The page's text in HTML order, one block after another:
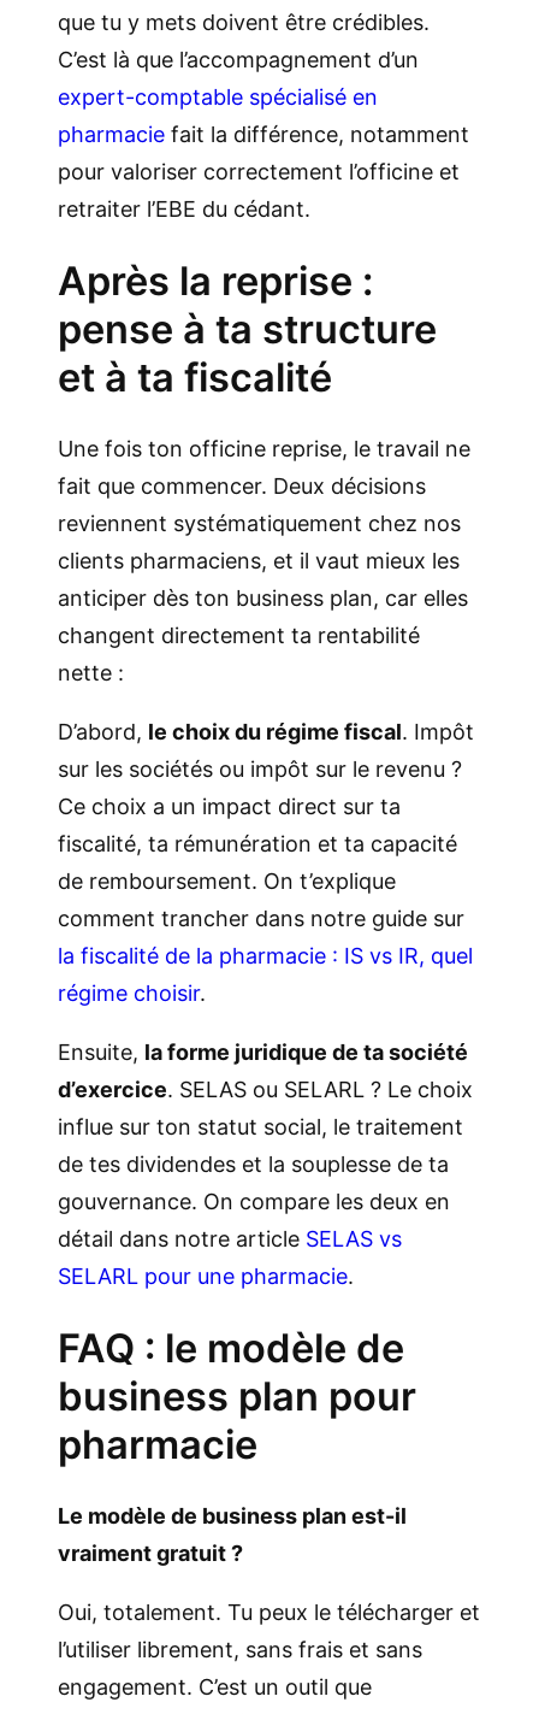
que tu y mets doivent être crédibles.
C’est là que l’accompagnement d’un
expert-comptable spécialisé en
pharmacie fait la différence, notamment
pour valoriser correctement l’officine et
retraiter l’EBE du cédant.
Après la reprise :
pense à ta structure
et à ta fiscalité
Une fois ton officine reprise, le travail ne
fait que commencer. Deux décisions
reviennent systématiquement chez nos
clients pharmaciens, et il vaut mieux les
anticiper dès ton business plan, car elles
changent directement ta rentabilité
nette :
D’abord, le choix du régime fiscal. Impôt
sur les sociétés ou impôt sur le revenu ?
Ce choix a un impact direct sur ta
fiscalité, ta rémunération et ta capacité
de remboursement. On t’explique
comment trancher dans notre guide sur
la fiscalité de la pharmacie : IS vs IR, quel
régime choisir.
Ensuite, la forme juridique de ta société
d’exercice. SELAS ou SELARL ? Le choix
influe sur ton statut social, le traitement
de tes dividendes et la souplesse de ta
gouvernance. On compare les deux en
détail dans notre article SELAS vs
SELARL pour une pharmacie.
FAQ : le modèle de
business plan pour
pharmacie
Le modèle de business plan est-il
vraiment gratuit ?
Oui, totalement. Tu peux le télécharger et
l’utiliser librement, sans frais et sans
engagement. C’est un outil que